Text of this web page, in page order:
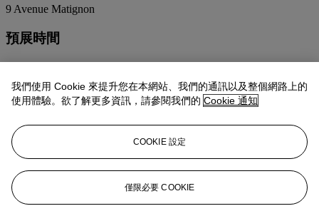
9 Avenue Matignon
預展時間
11月8日14:00 – 18:00
11月9日10:00 – 18:00
11月11日10:00 – 18:00
10:00 – 18:00
11月13日10:00 – 18:00
11月14日10:00 – 14:00
聯絡我們
我們使用 Cookie 來提升您在本網站、我們的通訊以及整個網路上的
使用體驗。欲了解更多資訊，請參閱我們的 Cookie 通知
COOKIE 設定
僅限必要 COOKIE